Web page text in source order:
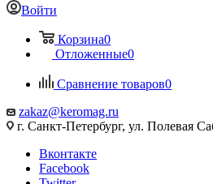
Войти
Корзина0
Отложенные0
Сравнение товаров0
zakaz@keromag.ru
г. Санкт-Петербург, ул. Полевая
Вконтакте
Facebook